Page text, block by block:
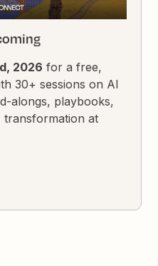
2026 for a free,
30+ sessions on AI
alongs, playbooks,
transformation at